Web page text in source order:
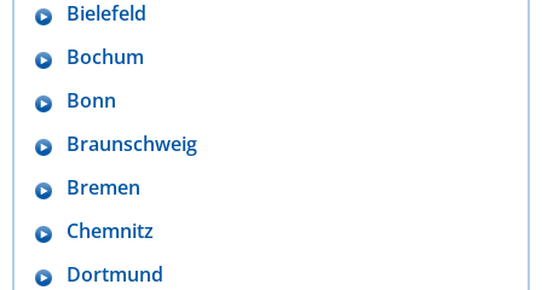
Bielefeld
Bochum
Bonn
Braunschweig
Bremen
Chemnitz
Dortmund